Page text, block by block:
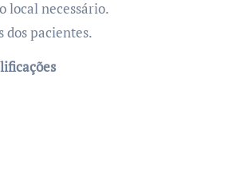
local necessário.
dos pacientes.